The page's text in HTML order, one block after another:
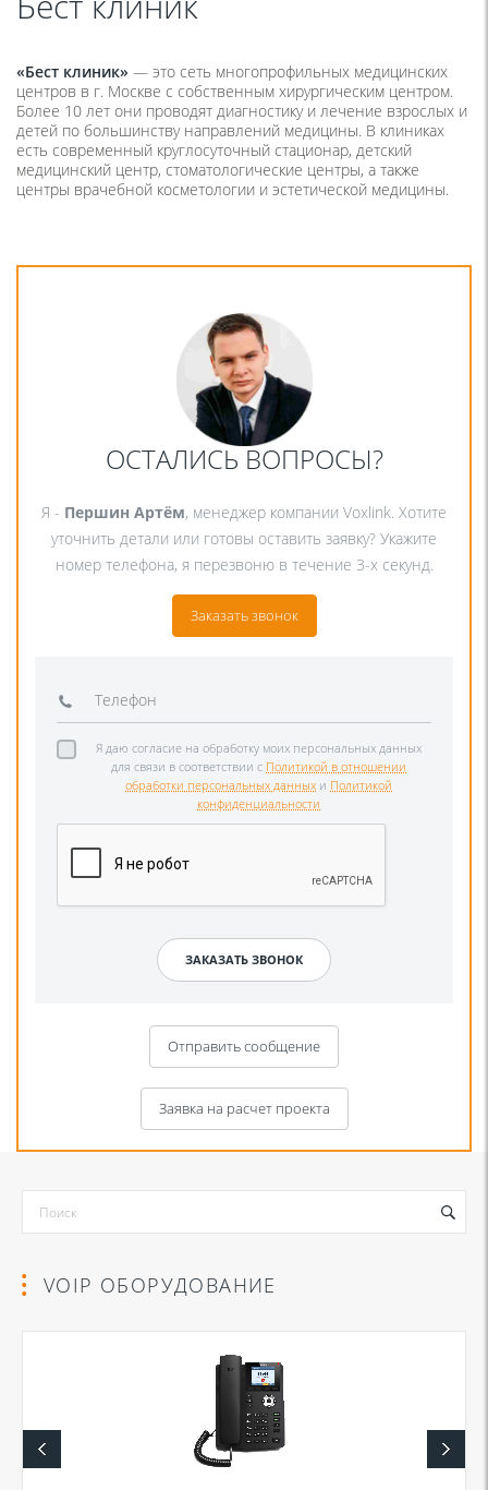
«Бест клиник» — это сеть многопрофильных медицинских
центров в г. Москве с собственным хирургическим центром.
Более 10 лет они проводят диагностику и лечение взрослых и
детей по большинству направлений медицины. В клиниках
есть современный круглосуточный стационар, детский
медицинский центр, стоматологические центры, а также
центры врачебной косметологии и эстетической медицины.
ОСТАЛИСЬ ВОПРОСЫ?
Я - Першин Артём, менеджер компании Voxlink. Хотите
уточнить детали или готовы оставить заявку? Укажите
номер телефона, я перезвоню в течение 3-х секунд.
Заказать звонок
Я даю согласие на обработку моих персональных данных
для связи в соответствии с Политикой в отношении
обработки персональных данных и Политикой
конфиденциальности
Отправить сообщение
Я даю согласие на обработку моих персональных данных для связи
Политикой в отношении обработки персональных
Политикой конфиденциальности
Заявка на расчет проекта
VOIP ОБОРУДОВАНИЕ